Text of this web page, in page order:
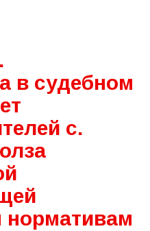
в судебном
с.
нормативам